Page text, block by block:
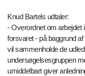
Knud Bartels udtaler:
- Overordnet om arbejdet
forsvaret - på baggrund
vil sammenholde de
undersøgelsesgruppen
umiddelbart giver